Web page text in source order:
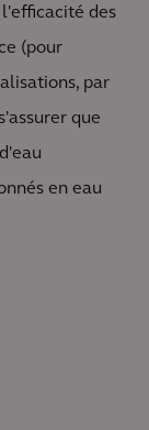
des
(pour
par
que
en eau